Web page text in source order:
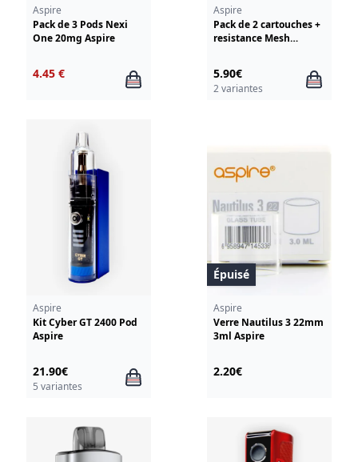
Aspire
Pack de 3 Pods Nexi
One 20mg Aspire
4.45 €
Aspire
Pack de 2 cartouches +
resistance Mesh
5.90€
2 variantes
Aspire
Kit Cyber GT 2400 Pod
Aspire
21.90€
5 variantes
Épuisé
Aspire
Verre Nautilus 3 22mm
3ml Aspire
2.20€